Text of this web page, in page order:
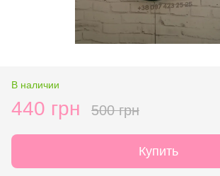
В наличии
440 грн 500 грн
Купить